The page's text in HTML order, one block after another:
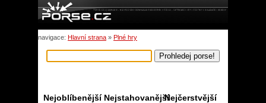
navigace: Hlavní strana » Plné hry
Nejčerstvější
Nejstahovanější
Nejoblíbenější